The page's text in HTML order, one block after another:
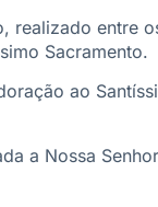
entre
Sacramento.
ao
a Nossa